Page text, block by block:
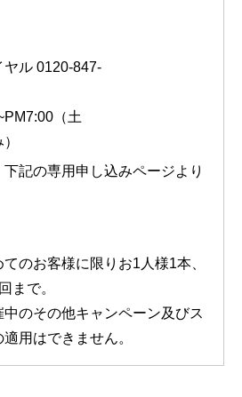
ヤル 0120-847-
（土
下記の専用申し込みページより
のお客様に限りお1人様1本、
まで。
のその他キャンペーン及びス
用はできません。